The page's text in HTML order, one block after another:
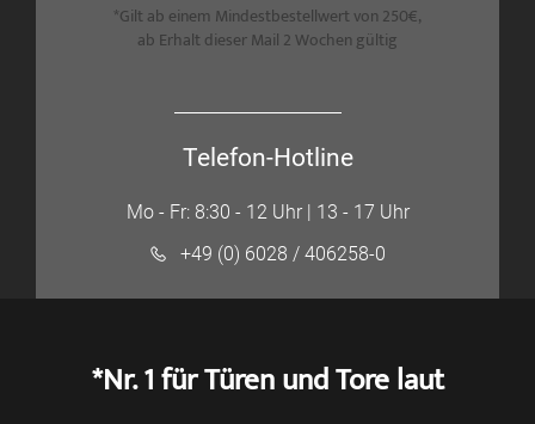
*Gilt ab einem Mindestbestellwert von 250€,
ab Erhalt dieser Mail 2 Wochen gültig
Telefon-Hotline
Mo - Fr: 8:30 - 12 Uhr | 13 - 17 Uhr
+49 (0) 6028 / 406258-0
*Nr. 1 für Türen und Tore laut